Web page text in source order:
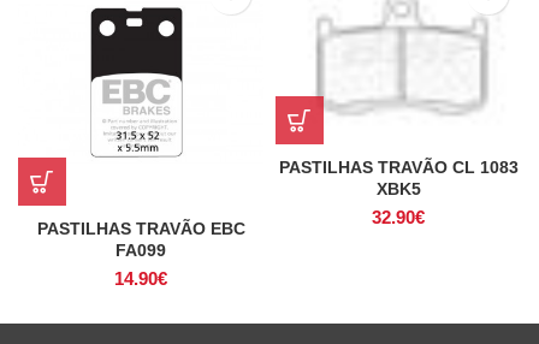
PASTILHAS TRAVÃO EBC
FA099
14.90€
PASTILHAS TRAVÃO CL 1083
XBK5
32.90€